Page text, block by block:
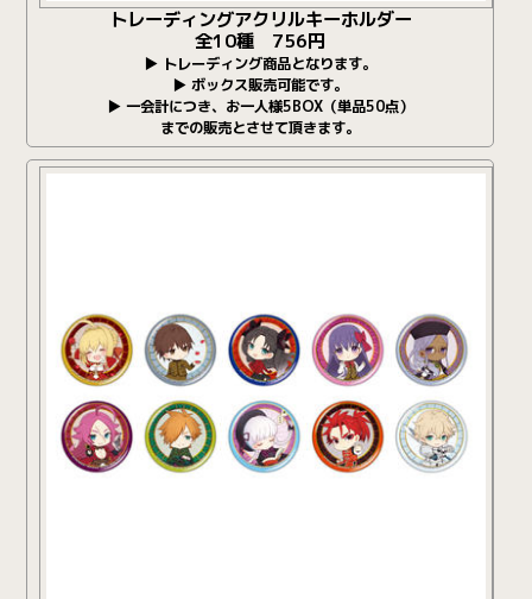
トレーディングアクリルキーホルダー
全10種 756円
▶ トレーディング商品となります。
▶ ボックス販売可能です。
▶ 一会計につき、お一人様5BOX（単品50点）
までの販売とさせて頂きます。